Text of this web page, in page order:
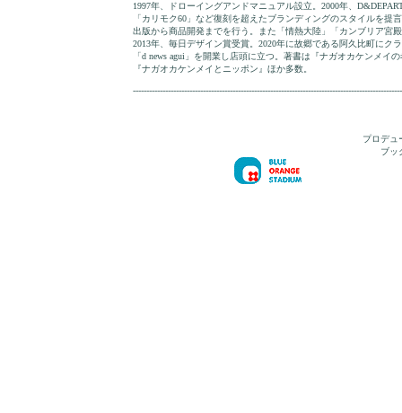
1997年、ドローイングアンドマニュアル設立。2000年、
「カリモク60」など復刻を超えたブランディングのスタイルを提
出版から商品開発までを行う。また「情熱大陸」「カンブリア宮
2013年、毎日デザイン賞受賞。2020年に故郷である阿久比町にク
「d news agui」を開業し店頭に立つ。著書は『ナガオカケンメイ
『ナガオカケンメイとニッポン』ほか多数。
プロデュ
ブッ